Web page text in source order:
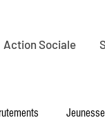
Action Sociale
Jeunesse